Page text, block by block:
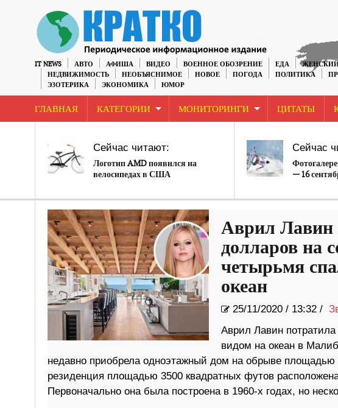
IT NEWS АВТО АФИША ВИДЕО ВОЕННОЕ ОБОЗРЕНИЕ ЕДА
НЕДВИЖИМОСТЬ
НЕОБЪЯСНИМОЕ НОВОЕ ПОГОДА ПОЛИТИКА
ЭЗОТЕРИКА
ЭКОНОМИКА ЮМОР
ГЛАВНАЯ КАТЕГОРИИ МОНИТОРИНГИ ЦИТАТЫ
Сейчас читают:
Логотип AMD появился на
велосипедах в США
Сейчас
— 16
Аврил Лавин
долларов на
четырьмя
океан
25/11/2020/ 13:32 /
Аврил Лавин
видом на океан в
недавно приобрела одноэтажный дом на обрыве
резиденция площадью 3500 квадратных футов
Первоначально она была построена в 1960-х годах, но